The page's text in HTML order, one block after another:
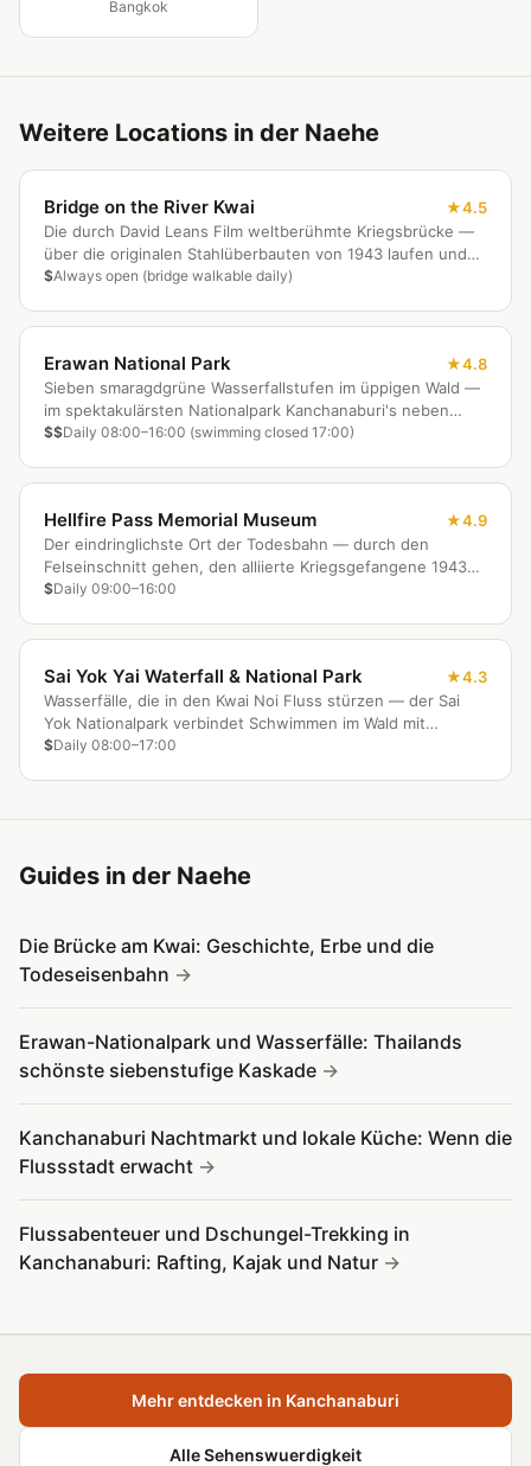
Bangkok
Weitere Locations in der Naehe
Bridge on the River Kwai
4.5
Die durch David Leans Film weltberühmte Kriegsbrücke —
über die originalen Stahlüberbauten von 1943 laufen und
den River Kwai unter sich spüren.
$Always open (bridge walkable daily)
Erawan National Park
4.8
Sieben smaragdgrüne Wasserfallstufen im üppigen Wald —
im spektakulärsten Nationalpark Kanchanaburi's neben
knabbernden Fischen schwimmen.
$$Daily 08:00–16:00 (swimming closed 17:00)
Hellfire Pass Memorial Museum
4.9
Der eindringlichste Ort der Todesbahn — durch den
Felseinschnitt gehen, den alliierte Kriegsgefangene 1943
bei Fackelschein aus dem Fels herausgehauen haben,
$Daily 09:00–16:00
Sai Yok Yai Waterfall & National Park
4.3
Wasserfälle, die in den Kwai Noi Fluss stürzen — der Sai
Yok Nationalpark verbindet Schwimmen im Wald mit
Todesbahn-Geschichte und Fluss-Rafting.
$Daily 08:00–17:00
Guides in der Naehe
Die Brücke am Kwai: Geschichte, Erbe und die
Todeseisenbahn
Erawan-Nationalpark und Wasserfälle: Thailands
schönste siebenstufige Kaskade
Kanchanaburi Nachtmarkt und lokale Küche: Wenn die
Flussstadt erwacht
Flussabenteuer und Dschungel-Trekking in
Kanchanaburi: Rafting, Kajak und Natur
Mehr entdecken in Kanchanaburi
Alle Sehenswuerdigkeit